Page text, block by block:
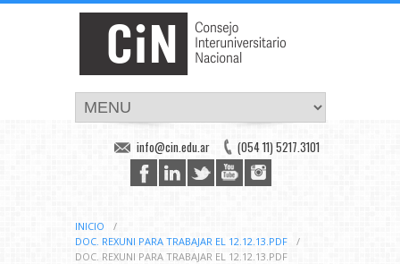
(054 11) 5217.3101
info@cin.edu.ar
INICIO
/
DOC. REXUNI PARA TRABAJAR EL 12.12.13.PDF
/
DOC. REXUNI PARA TRABAJAR EL 12.12.13.PDF